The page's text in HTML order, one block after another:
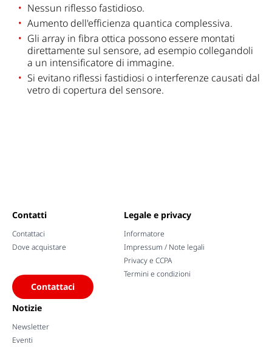
Nessun riflesso fastidioso.
Aumento dell'efficienza quantica complessiva.
Gli array in fibra ottica possono essere montati
direttamente sul sensore, ad esempio collegandoli
a un intensificatore di immagine.
Si evitano riflessi fastidiosi o interferenze causati dal
vetro di copertura del sensore.
Contatti
Contattaci
Dove acquistare
Contattaci
Legale e privacy
Informatore
Impressum / Note legali
Privacy e CCPA
Termini e condizioni
Notizie
Newsletter
Eventi